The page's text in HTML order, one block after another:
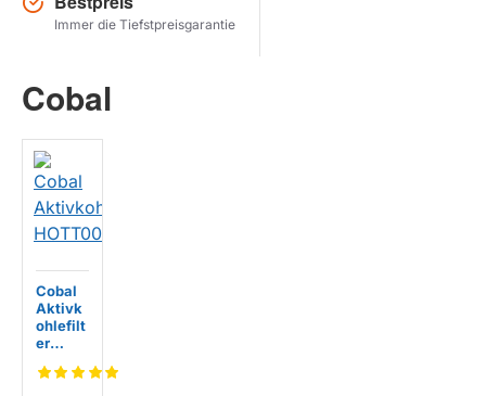
PRODUKTE ANZEIGEN
Immer die Tiefstpreisgarantie
Cobal
Cobal
Aktivk
ohlefilt
er
029